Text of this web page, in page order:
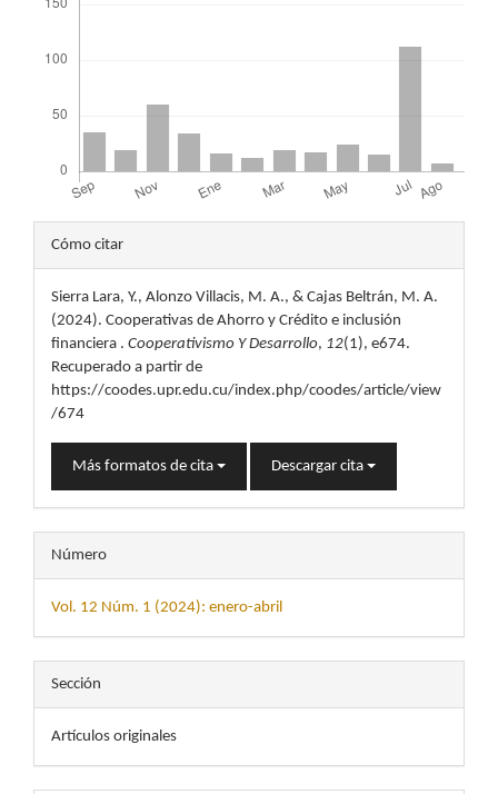
Detalles
del
artículo
Cómo citar
Sierra Lara, Y., Alonzo Villacis, M. A., & Cajas Beltrán, M. A.
(2024). Cooperativas de Ahorro y Crédito e inclusión
financiera . Cooperativismo Y Desarrollo, 12(1), e674.
Recuperado a partir de
https://coodes.upr.edu.cu/index.php/coodes/article/view
/674
Más formatos de cita Descargar cita
Número
Vol. 12 Núm. 1 (2024): enero-abril
Sección
Artículos originales